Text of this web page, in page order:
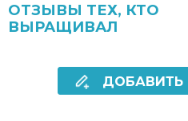
ОТЗЫВЫ ТЕХ, КТО
ВЫРАЩИВАЛ
ДОБАВИТЬ